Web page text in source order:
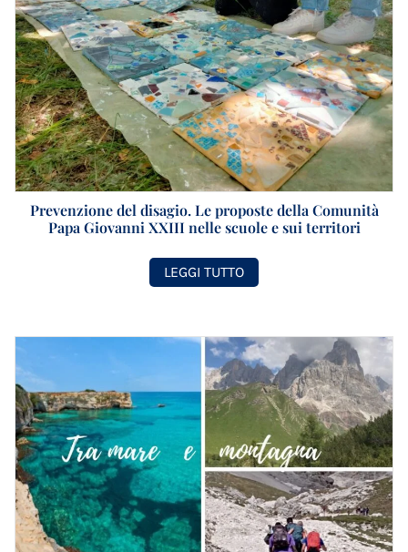
Prevenzione del disagio. Le proposte della Comunità
Papa Giovanni XXIII nelle scuole e sui territori
LEGGI TUTTO